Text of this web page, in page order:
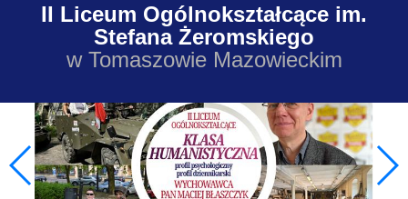
II Liceum Ogólnokształcące im.
Stefana Żeromskiego
w Tomaszowie Mazowieckim